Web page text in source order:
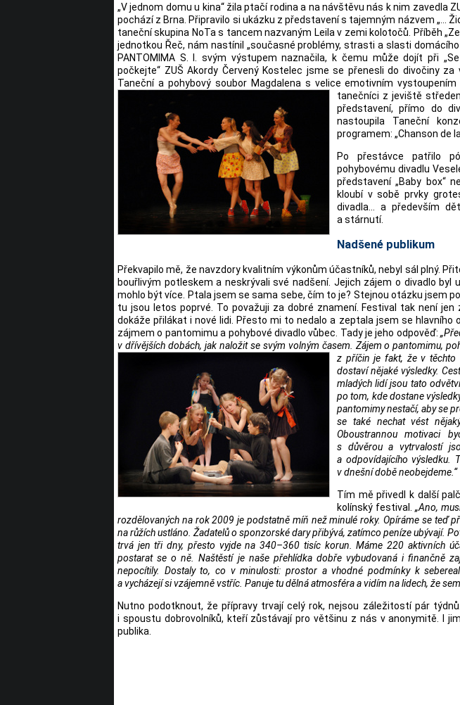
„V jednom domu u kina“ žila ptačí rodina a na návštěvu nás k nim zavedla
pochází z Brna. Připravilo si ukázku z představení s tajemným názvem „…
taneční skupina NoTa s tancem nazvaným Leila v zemi kolotočů. Příběh
jednotkou Řeč, nám nastínil „současné problémy, strasti a slasti
PANTOMIMA S. I. svým výstupem naznačila, k čemu může dojít při
počkejte“ ZUŠ Akordy Červený Kostelec jsme se přenesli do divočiny
Taneční a pohybový soubor Magdalena s velice emotivním
tanečníci z jeviště
představení, přímo do
nastoupila Taneční
programem: „Chanson de la
Po přestávce patřilo
pohybovému divadlu
představení „Baby box“
kloubí v sobě prvky
divadla… a především
a stárnutí.
Nadšené publikum
Překvapilo mě, že navzdory kvalitním výkonům účastníků, nebyl sál plný.
bouřlivým potleskem a neskrývali své nadšení. Jejich zájem o divadlo byl
mohlo být více. Ptala jsem se sama sebe, čím to je? Stejnou otázku jsem
tu jsou letos poprvé. To považuji za dobré znamení. Festival tak není
dokáže přilákat i nové lidi. Přesto mi to nedalo a zeptala jsem se hlavního
zájmem o pantomimu a pohybové divadlo vůbec. Tady je jeho odpověď:
v dřívějších dobách, jak naložit se svým volným časem. Zájem o pantomimu,
z příčin je fakt, že v těchto
dostaví nějaké výsledky.
mladých lidí jsou tato
po tom, kde dostane
pantomimy nestačí, aby se
se také nechat vést
Oboustrannou motivaci
s důvěrou a vytrvalostí
a odpovídajícího výsledku.
v dnešní době neobejdeme.“
Tím mě přivedl k další
kolínský festival.„Ano,
rozdělovaných na rok 2009 je podstatně míň než minulé roky. Opíráme se teď
na růžích ustláno. Žadatelů o sponzorské dary přibývá, zatímco peníze ubývají.
trvá jen tři dny, přesto vyjde na 340–360 tisíc korun. Máme 220 aktivních
postarat se o ně. Naštěstí je naše přehlídka dobře vybudovaná i finančně
nepocítily. Dostaly to, co v minulosti: prostor a vhodné podmínky k
a vycházejí si vzájemně vstříc. Panuje tu dělná atmosféra a vidím na lidech, že
Nutno podotknout, že přípravy trvají celý rok, nejsou záležitostí pár
i spoustu dobrovolníků, kteří zůstávají pro většinu z nás v anonymitě. I
publika.